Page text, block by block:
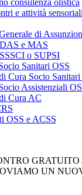
consulenza olistica
e attività sensoriali
di
e MAS
o SUPSI
Sanitari OSS
Cura Socio
Assistenziali
Cura AC
OSS e ACSS
UN